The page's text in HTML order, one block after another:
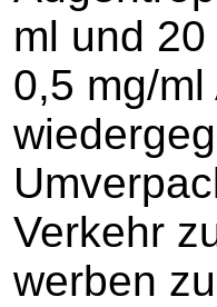
ml und
0,5 mg/
Verkehr
werben